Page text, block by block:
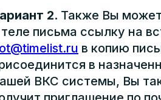
2. Также Вы
теле письма ссылку на
в копию
в
ВКС системы, Вы